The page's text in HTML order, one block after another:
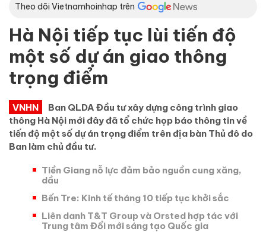
Theo dõi Vietnamhoinhap trên
Hà Nội tiếp tục lùi tiến độ
một số dự án giao thông
trọng điểm
VNHN
Ban QLDA Đầu tư xây dựng công trình giao
thông Hà Nội mới đây đã tổ chức họp báo thông tin về
tiến độ một số dự án trọng điểm trên địa bàn Thủ đô do
Ban làm chủ đầu tư.
Tiền Giang nỗ lực đảm bảo nguồn cung xăng,
dầu
Bến Tre: Kinh tế tháng 10 tiếp tục khởi sắc
Liên danh T&T Group và Orsted hợp tác với
Trung tâm Đổi mới sáng tạo Quốc gia